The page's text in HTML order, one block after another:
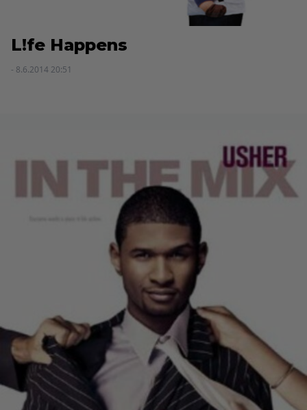
L!fe Happens
- 8.6.2014 20:51